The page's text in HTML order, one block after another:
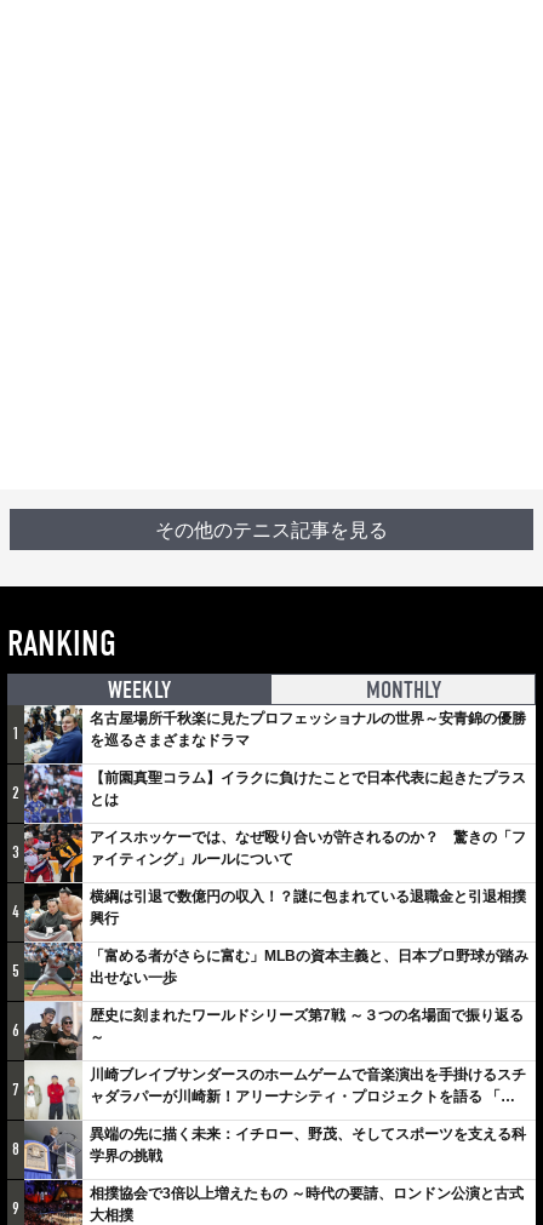
その他のテニス記事を見る
RANKING
WEEKLY MONTHLY
1
名古屋場所千秋楽に見たプロフェッショナルの世界～安青錦の優勝
を巡るさまざまなドラマ
2
【前園真聖コラム】イラクに負けたことで日本代表に起きたプラス
とは
3
アイスホッケーでは、なぜ殴り合いが許されるのか？ 驚きの「フ
ァイティング」ルールについて
4
横綱は引退で数億円の収入！？謎に包まれている退職金と引退相撲
興行
5
「富める者がさらに富む」MLBの資本主義と、日本プロ野球が踏み
出せない一歩
6
歴史に刻まれたワールドシリーズ第7戦 ～３つの名場面で振り返る
～
7
川崎ブレイブサンダースのホームゲームで音楽演出を手掛けるスチ
ャダラパーが川崎新！アリーナシティ・プロジェクトを語る 「楽
しみでしかないでしょ。川崎は、ずっと成長曲線だから」
8
異端の先に描く未来：イチロー、野茂、そしてスポーツを支える科
学界の挑戦
9
相撲協会で3倍以上増えたもの ～時代の要請、ロンドン公演と古式
大相撲